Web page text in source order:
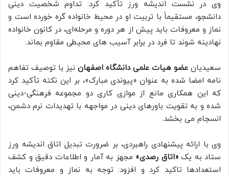
وی در نشست اندیشه ورز تأکید کرد: تداوم شخصیت دینی
دانشجو، مستقیماً با تربیت او در محیط خانواده گره خورده است و
نماز و معروفات باید پیش از هر دوره و مرحله‌ای، در کانون خانواده
نهادینه شوند تا فرد در برابر آسیب های محیطی مقاوم بماند.
سعیدیان عضو هیات علمی دانشگاه اصفهان نیز با توصیف تفاهم
نامه امضا شده به عنوان «پیوندی مبارک»، بر این نکته تأکید کرد
که این همکاری مانع از موازی کاری دو مجموعه فرهنگی-دینی
شده و به تقویت باورهای دینی در مواجهه با تهدیدات نرم دشمن،
انسجام می بخشد.
وی با ارائه پیشنهادی راهبردی، بر ضرورت تبدیل اتاق اندیشه ورز
ستاد به یک «اتاق رصدی» مجهز به آمار و اطلاعات دقیق و کشف
استعدادها تاکید کرد و افزود: توجه به نماز و معروفات باید